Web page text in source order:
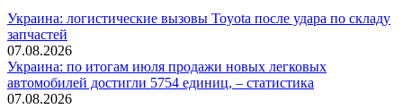
Украина: логистические вызовы Toyota после удара по складу
запчастей
07.08.2026
Украина: по итогам июля продажи новых легковых
автомобилей достигли 5754 единиц, – статистика
07.08.2026